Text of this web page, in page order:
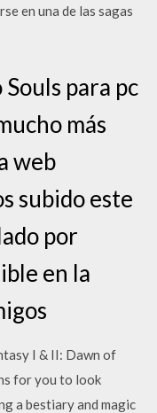
en una de las sagas
para pc
más
web
subido este
por
en la
I & II: Dawn of
for you to look
a bestiary and magic